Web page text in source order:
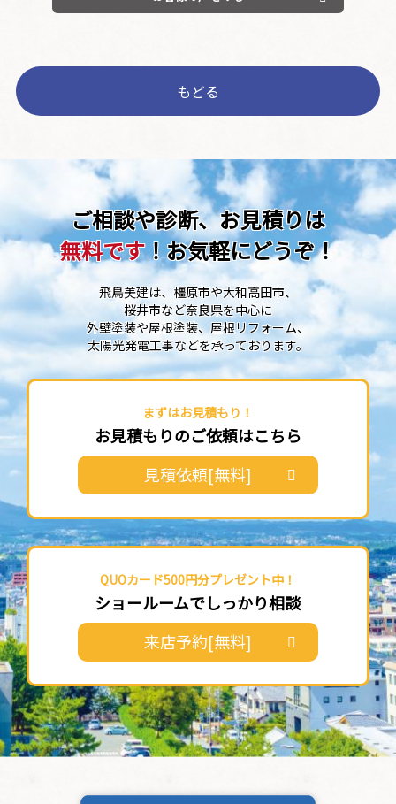
もどる
ご相談や診断、お見積りは
無料です！お気軽にどうぞ！
飛鳥美建は、橿原市や大和高田市、
桜井市など奈良県を中心に
外壁塗装や屋根塗装、屋根リフォーム、
太陽光発電工事などを承っております。
まずはお見積もり！
お見積もりのご依頼はこちら
見積依頼[無料]
QUOカード500円分プレゼント中！
ショールームでしっかり相談
来店予約[無料]